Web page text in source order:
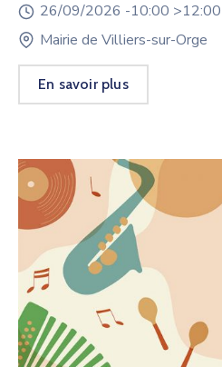
26/09/2026 -10:00 >12:00
Mairie de Villiers-sur-Orge
En savoir plus